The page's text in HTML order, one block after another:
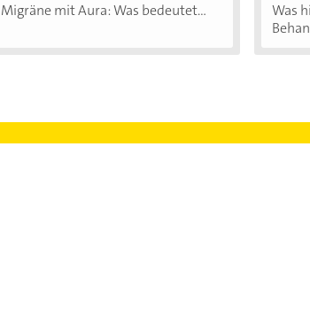
Migräne mit Aura: Was bedeutet...
Was